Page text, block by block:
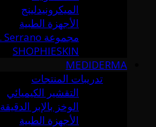
الميكرونيدلينج
الأجهزة الطبية
مجموعة Dr. Serrano
SHOPHIESKIN
MEDIDERMA
تدريبات المنتجات
التقشير الكيميائي
الوخز بالإبر الدقيقة
الأجهزة الطبية